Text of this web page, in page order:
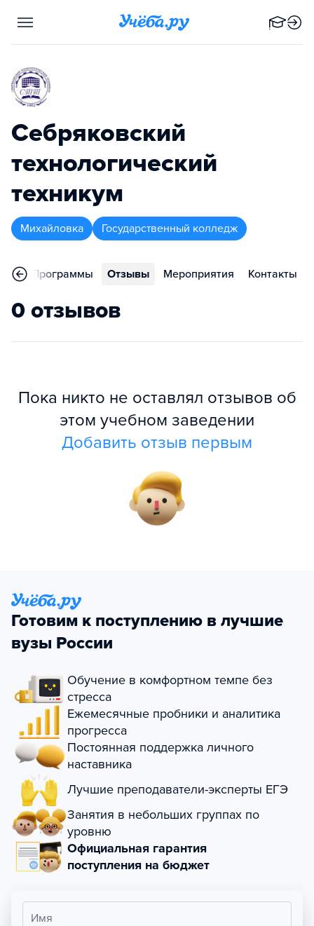
Себряковский
технологический
техникум
Михайловка Государственный колледж
Программы Отзывы Мероприятия Контакты
0 отзывов
Пока никто не оставлял отзывов об
этом учебном заведении
Добавить отзыв первым
Готовим к поступлению в лучшие
вузы России
Обучение в комфортном темпе без
стресса
Ежемесячные пробники и аналитика
прогресса
Постоянная поддержка личного
наставника
Лучшие преподаватели-эксперты ЕГЭ
Занятия в небольших группах по
уровню
Официальная гарантия
поступления на бюджет
Имя